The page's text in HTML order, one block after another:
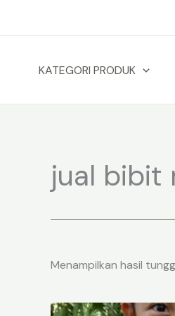
KATEGORI PRODUK
jual bibit
Menampilkan hasil